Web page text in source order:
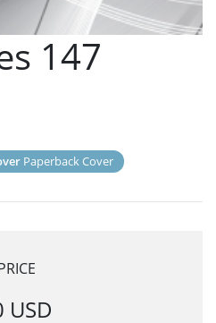
147
Paperback Cover
USD